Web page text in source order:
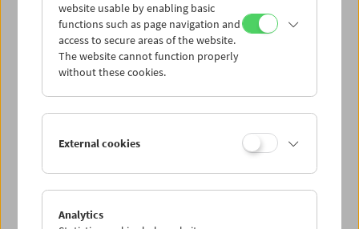
website usable by enabling basic
functions such as page navigation and
access to secure areas of the website.
The website cannot function properly
without these cookies.
External cookies
Analytics